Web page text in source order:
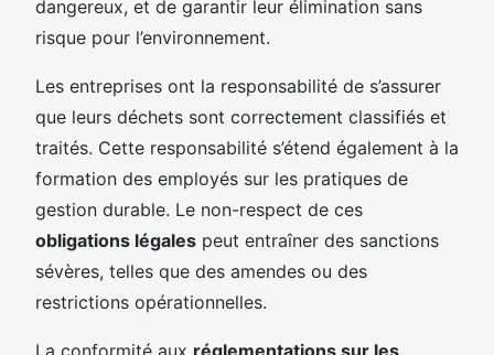
dangereux, et de garantir leur élimination sans
risque pour l’environnement.
Les entreprises ont la responsabilité de s’assurer
que leurs déchets sont correctement classifiés et
traités. Cette responsabilité s’étend également à la
formation des employés sur les pratiques de
gestion durable. Le non-respect de ces
obligations légales peut entraîner des sanctions
sévères, telles que des amendes ou des
restrictions opérationnelles.
La conformité aux réglementations sur les